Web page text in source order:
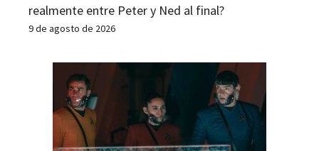
realmente entre Peter y Ned al final?
9 de agosto de 2026